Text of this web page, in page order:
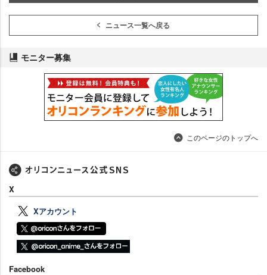
ニュース一覧へ戻る
モニター募集
このページのトップへ
X
Xアカウント
Facebook